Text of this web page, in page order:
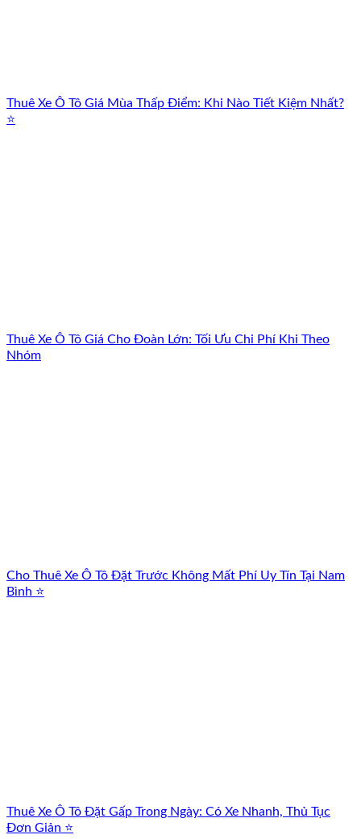
Thuê Xe Ô Tô Giá Mùa Thấp Điểm: Khi Nào Tiết Kiệm Nhất?
⭐
Thuê Xe Ô Tô Giá Cho Đoàn Lớn: Tối Ưu Chi Phí Khi Theo
Nhóm
Cho Thuê Xe Ô Tô Đặt Trước Không Mất Phí Uy Tín Tại Nam
Bình ⭐
Thuê Xe Ô Tô Đặt Gấp Trong Ngày: Có Xe Nhanh, Thủ Tục
Đơn Giản ⭐